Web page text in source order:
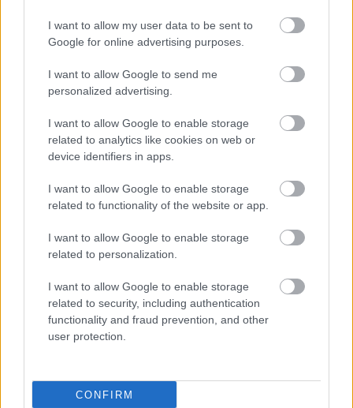
I want to allow my user data to be sent to
Google for online advertising purposes.
I want to allow Google to send me
personalized advertising.
I want to allow Google to enable storage
related to analytics like cookies on web or
device identifiers in apps.
I want to allow Google to enable storage
related to functionality of the website or app.
I want to allow Google to enable storage
related to personalization.
I want to allow Google to enable storage
related to security, including authentication
functionality and fraud prevention, and other
user protection.
CONFIRM
TESTS.Tikai cilvēki ar
laucinieka DNS spēs iegūt
80% šajā lauku gudrību
testā
Vienātirgū – 6 eiro
kilogramā, bet citā – 15
eiro! Sieviete neizprot
tirgos
ASVizlūkdienesti atklāj
Putina iespējamo